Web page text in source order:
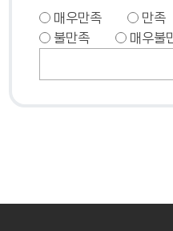
매우만족 만족
불만족
매우불